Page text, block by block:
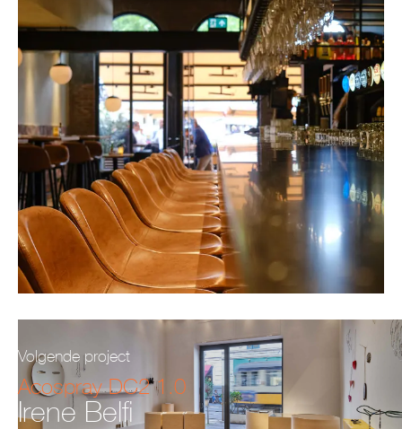
Volgende project
Acospray DC2 1.0
Irene Belfi